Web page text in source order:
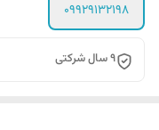
09929132198
۹ سال شرکتی